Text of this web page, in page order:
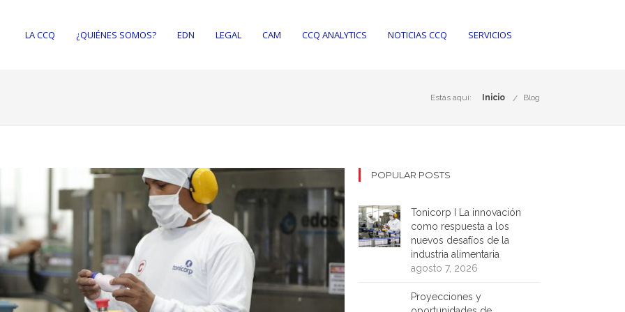
LA CCQ ¿QUIÉNES SOMOS? EDN LEGAL CAM CCQ ANALYTICS NOTICIAS CCQ SERVICIOS
Estás aquí: Inicio Blog
POPULAR POSTS
Tonicorp I La innovación
como respuesta a los
nuevos desafíos de la
industria alimentaria
agosto 7, 2026
Proyecciones y